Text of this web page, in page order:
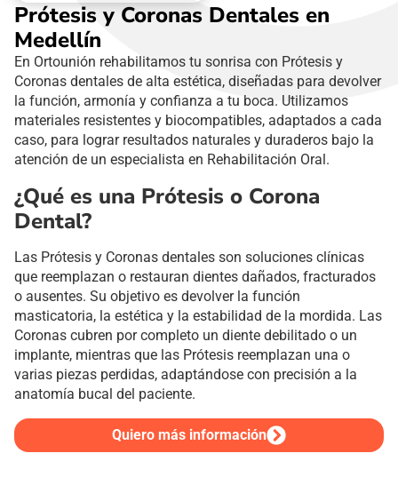
Prótesis y Coronas Dentales en
Medellín
En Ortounión rehabilitamos tu sonrisa con Prótesis y
Coronas dentales de alta estética, diseñadas para devolver
la función, armonía y confianza a tu boca. Utilizamos
materiales resistentes y biocompatibles, adaptados a cada
caso, para lograr resultados naturales y duraderos bajo la
atención de un especialista en Rehabilitación Oral.
¿Qué es una Prótesis o Corona
Dental?
Las Prótesis y Coronas dentales son soluciones clínicas
que reemplazan o restauran dientes dañados, fracturados
o ausentes. Su objetivo es devolver la función
masticatoria, la estética y la estabilidad de la mordida. Las
Coronas cubren por completo un diente debilitado o un
implante, mientras que las Prótesis reemplazan una o
varias piezas perdidas, adaptándose con precisión a la
anatomía bucal del paciente.
Quiero más información